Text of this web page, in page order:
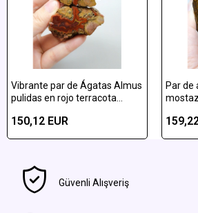
Vibrante par de Ágatas Almus
pulidas en rojo terracota
bandeadas
150,12 EUR
Par de
Güvenli Alışveriş